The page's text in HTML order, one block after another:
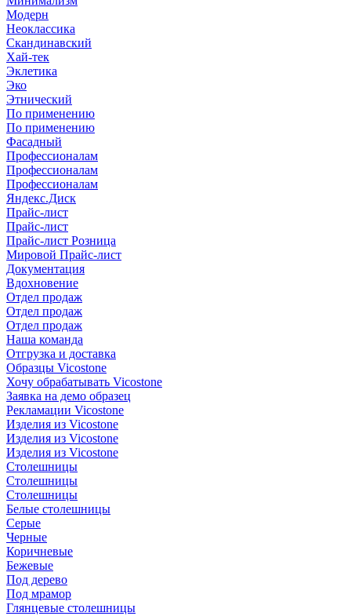
Модерн
Неоклассика
Скандинавский
Хай-тек
Эклетика
Эко
Этнический
По применению
По применению
Фасадный
Профессионалам
Профессионалам
Профессионалам
Яндекс.Диск
Прайс-лист
Прайс-лист
Прайс-лист Розница
Мировой Прайс-лист
Документация
Вдохновение
Отдел продаж
Отдел продаж
Отдел продаж
Наша команда
Отгрузка и доставка
Образцы Vicostone
Хочу обрабатывать Vicostone
Заявка на демо образец
Рекламации Vicostone
Изделия из Vicostone
Изделия из Vicostone
Изделия из Vicostone
Столешницы
Столешницы
Столешницы
Белые столешницы
Серые
Черные
Коричневые
Бежевые
Под дерево
Под мрамор
Глянцевые столешницы